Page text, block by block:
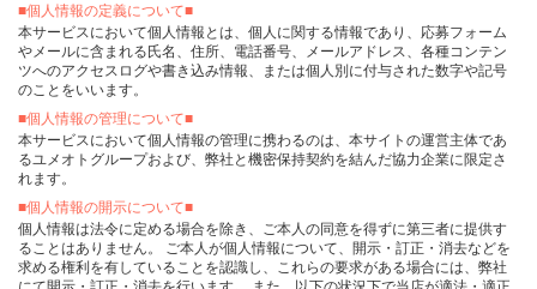
■個人情報の定義について■
本サービスにおいて個人情報とは、個人に関する情報であり、応募フォーム
やメールに含まれる氏名、住所、電話番号、メールアドレス、各種コンテン
ツへのアクセスログや書き込み情報、または個人別に付与された数字や記号
のことをいいます。
■個人情報の管理について■
本サービスにおいて個人情報の管理に携わるのは、本サイトの運営主体であ
るユメオトグループおよび、弊社と機密保持契約を結んだ協力企業に限定さ
れます。
■個人情報の開示について■
個人情報は法令に定める場合を除き、ご本人の同意を得ずに第三者に提供す
ることはありません。 ご本人が個人情報について、開示・訂正・消去などを
求める権利を有していることを認識し、これらの要求がある場合には、弊社